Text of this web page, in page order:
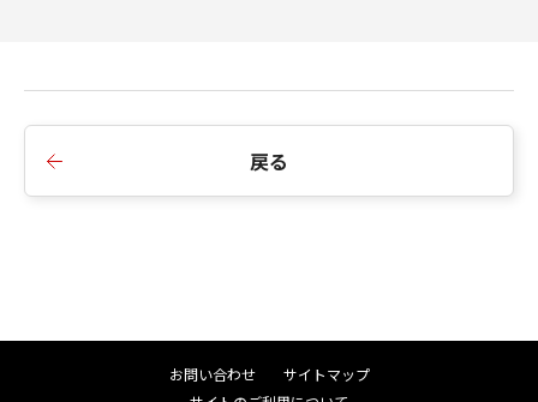
1.インストーラーのダイアログ背景画像、アイコン
を変更しました。
戻る
お問い合わせ
サイトマップ